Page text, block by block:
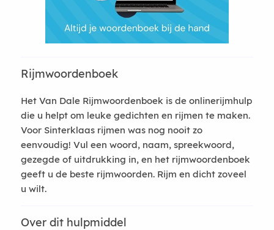
Rijmwoordenboek
Het Van Dale Rijmwoordenboek is de onlinerijmhulp
die u helpt om leuke gedichten en rijmen te maken.
Voor Sinterklaas rijmen was nog nooit zo
eenvoudig! Vul een woord, naam, spreekwoord,
gezegde of uitdrukking in, en het rijmwoordenboek
geeft u de beste rijmwoorden. Rijm en dicht zoveel
u wilt.
Over dit hulpmiddel